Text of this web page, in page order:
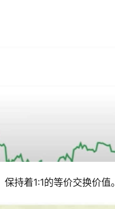
持着1:1的等价交换价值。